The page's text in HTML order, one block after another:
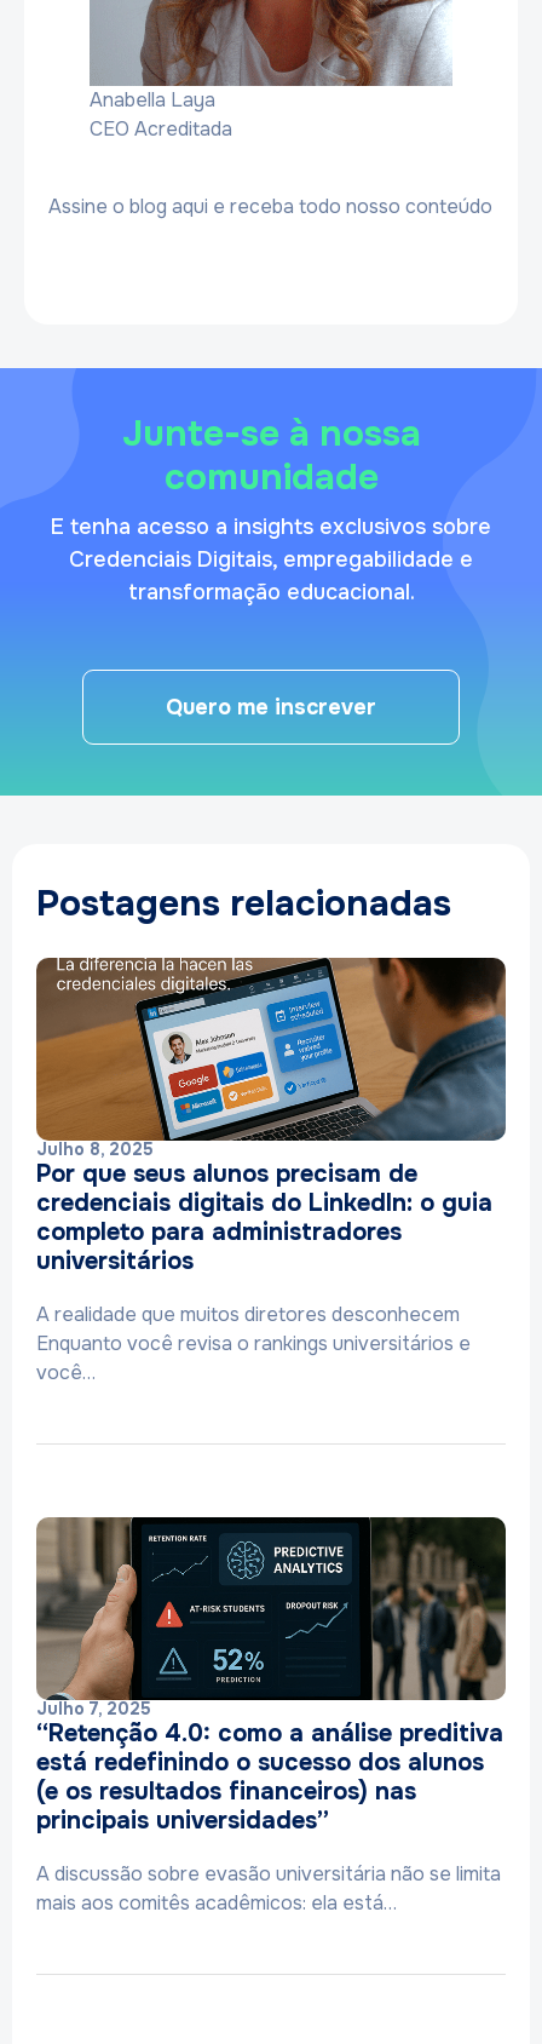
Anabella Laya
CEO Acreditada
Assine o blog aqui e receba todo nosso conteúdo
Junte-se à nossa
comunidade
E tenha acesso a insights exclusivos sobre
Credenciais Digitais, empregabilidade e
transformação educacional.
Quero me inscrever
Postagens relacionadas
Julho 8, 2025
Por que seus alunos precisam de
credenciais digitais do LinkedIn: o guia
completo para administradores
universitários
A realidade que muitos diretores desconhecem
Enquanto você revisa o rankings universitários e
você…
Julho 7, 2025
“Retenção 4.0: como a análise preditiva
está redefinindo o sucesso dos alunos
(e os resultados financeiros) nas
principais universidades”
A discussão sobre evasão universitária não se limita
mais aos comitês acadêmicos: ela está…